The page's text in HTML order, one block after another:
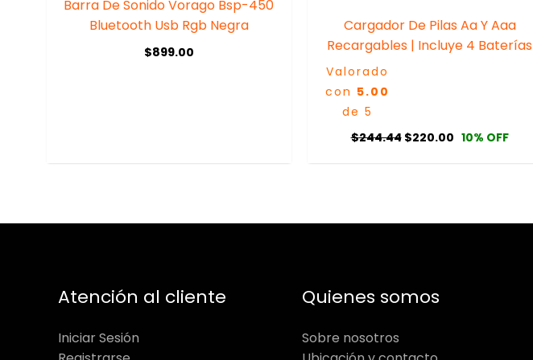
Barra De Sonido Vorago Bsp-450
Bluetooth Usb Rgb Negra
$899.00
Cargador De Pilas Aa Y Aaa
Recargables | Incluye 4 Baterías
Valorado
con 5.00
de 5
$244.44 $220.00 10% OFF
Atención al cliente
Iniciar Sesión
Quienes somos
Sobre nosotros